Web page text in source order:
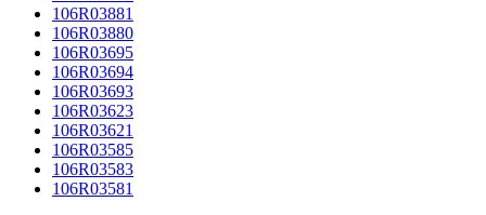
106R03881
106R03880
106R03695
106R03694
106R03693
106R03623
106R03621
106R03585
106R03583
106R03581